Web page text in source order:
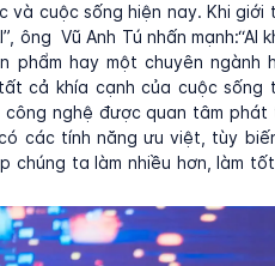
và cuộc sống hiện nay. Khi giới
ông Vũ Anh Tú nhấn mạnh:“AI
phẩm hay một chuyên
cả khía cạnh của cuộc sống
công nghệ được quan tâm
các tính năng ưu việt, tùy
chúng ta làm nhiều hơn, làm